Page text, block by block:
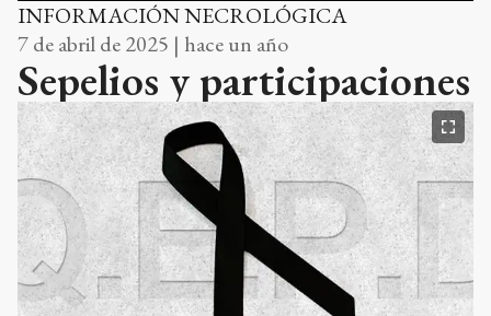
INFORMACIÓN NECROLÓGICA
7 de abril de 2025 | hace un año
Sepelios y participaciones